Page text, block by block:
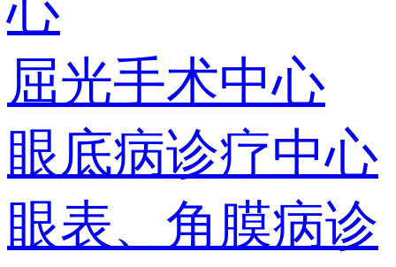
屈光手术中心
眼底病诊疗中心
眼表、角膜病诊